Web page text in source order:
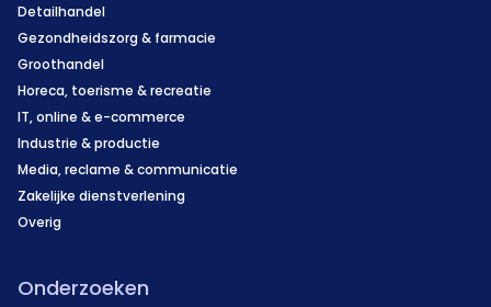
Detailhandel
Gezondheidszorg & farmacie
Groothandel
Horeca, toerisme & recreatie
IT, online & e-commerce
Industrie & productie
Media, reclame & communicatie
Zakelijke dienstverlening
Overig
Onderzoeken